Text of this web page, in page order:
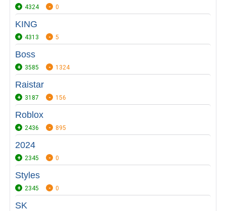
4324 0
KING
4313 5
Boss
3585 1324
Raistar
3187 156
Roblox
2436 895
2024
2345 0
Styles
2345 0
SK